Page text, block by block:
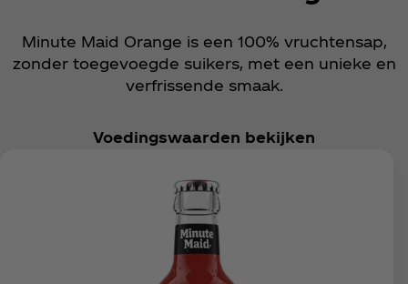
Minute Maid Orange is een 100% vruchtensap,
zonder toegevoegde suikers, met een unieke en
verfrissende smaak.
Voedingswaarden bekijken